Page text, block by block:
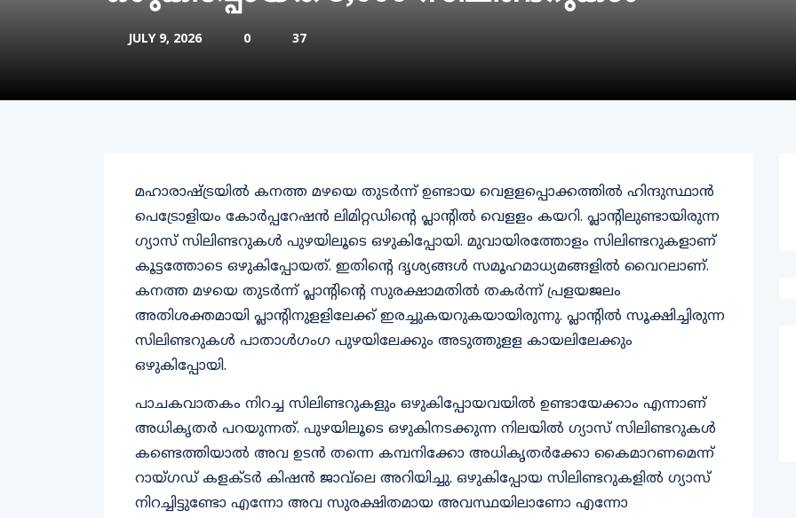
JULY 9, 2026 0 37
മഹാരാഷ്ട്രയിൽ കനത്ത മഴയെ തുടര്‍ന്ന് ഉണ്ടായ വെളളപ്പൊക്കത്തില്‍ ഹിന്ദുസ്ഥാന്‍
പെട്രോളിയം കോര്‍പ്പറേഷന്‍ ലിമിറ്റഡിന്റെ പ്ലാന്റില്‍ വെളളം കയറി. പ്ലാന്റിലുണ്ടായിരുന്ന
ഗ്യാസ് സിലിണ്ടറുകള്‍ പുഴയിലൂടെ ഒഴുകിപ്പോയി. മുവായിരത്തോളം സിലിണ്ടറുകളാണ്
കൂട്ടത്തോടെ ഒഴുകിപ്പോയത്. ഇതിന്റെ ദൃശ്യങ്ങള്‍ സമൂഹമാധ്യമങ്ങളില്‍ വൈറലാണ്.
കനത്ത മഴയെ തുടര്‍ന്ന് പ്ലാന്റിന്റെ സുരക്ഷാമതില്‍ തകര്‍ന്ന് പ്രളയജലം
അതിശക്തമായി പ്ലാന്റിനുളളിലേക്ക് ഇരച്ചുകയറുകയായിരുന്നു. പ്ലാന്റില്‍ സൂക്ഷിച്ചിരുന്ന
സിലിണ്ടറുകള്‍ പാതാള്‍ഗംഗ പുഴയിലേക്കും അടുത്തുളള കായലിലേക്കും
ഒഴുകിപ്പോയി.
പാചകവാതകം നിറച്ച സിലിണ്ടറുകളും ഒഴുകിപ്പോയവയില്‍ ഉണ്ടായേക്കാം എന്നാണ്
അധികൃതര്‍ പറയുന്നത്. പുഴയിലൂടെ ഒഴുകിനടക്കുന്ന നിലയില്‍ ഗ്യാസ് സിലിണ്ടറുകള്‍
കണ്ടെത്തിയാല്‍ അവ ഉടന്‍ തന്നെ കമ്പനിക്കോ അധികൃതര്‍ക്കോ കൈമാറണമെന്ന്
റായ്ഗഡ് കളക്ടര്‍ കിഷന്‍ ജാവ്‌ലെ അറിയിച്ചു. ഒഴുകിപ്പോയ സിലിണ്ടറുകളില്‍ ഗ്യാസ്
നിറച്ചിട്ടുണ്ടോ എന്നോ അവ സുരക്ഷിതമായ അവസ്ഥയിലാണോ എന്നോ